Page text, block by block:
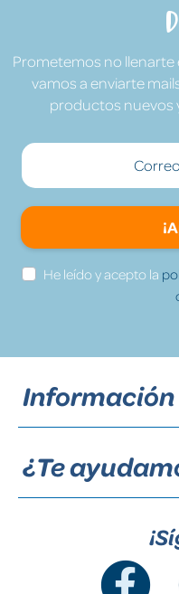
Prometemos no llenarte
vamos a enviarte
productos nuevos
He leído y acepto la
Información
¿Te